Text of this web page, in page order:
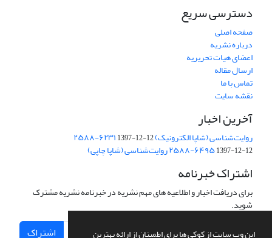
این وب سایت از کوکی ها برای اطمینان از ارائه بهترین
دسترسی سریع
صفحه اصلی
درباره نشریه
اعضای هیات تحریریه
ارسال مقاله
تماس با ما
نقشه سایت
آخرین اخبار
روایت‌شناسی (شاپا الکترونیک) ‪۲۵۸۸-۶۲۳۱1397-12-12
‪روایت‌شناسی (شاپا چاپی) ‪۲۵۸۸-۶۴۹۵1397-12-12
اشتراک خبرنامه
برای دریافت اخبار و اطلاعیه های مهم نشریه در خبرنامه نشریه مشترک
شوید.
اشتراک